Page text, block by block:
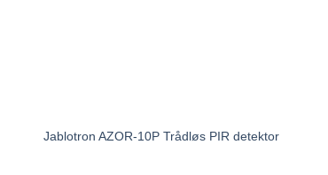
Jablotron AZOR-10P Trådløs PIR detektor